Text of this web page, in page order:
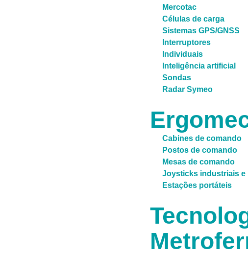
Mercotac
Células de carga
Sistemas GPS/GNSS
Interruptores
Individuais
Inteligência artificial
Sondas
Radar Symeo
Cabines de comando
Postos de comando
Mesas de comando
Joysticks industriais e
Estações portáteis